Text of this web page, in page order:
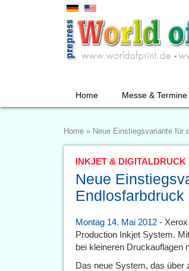
Home Messe & Termine
Home » Neue Einstiegsvariante für
INKJET & DIGITALDRUCK
Neue
Endlosfarbdruck
Montag 14. Mai 2012 -
Production Inkjet System.
bei kleineren Druckauflagen
Das neue System, das über